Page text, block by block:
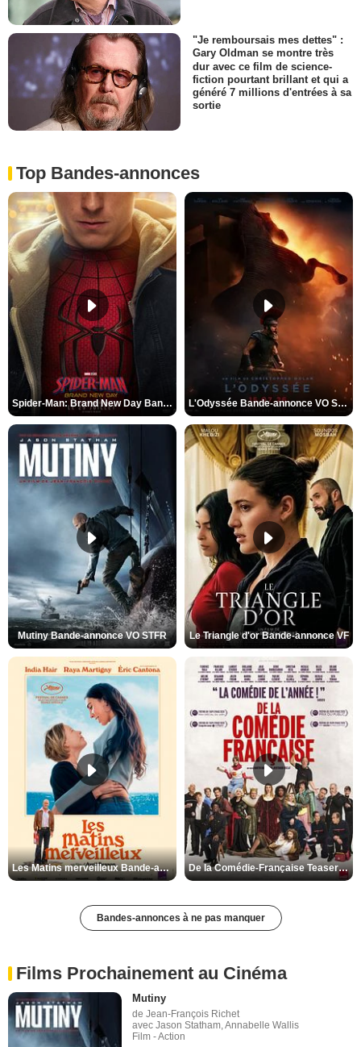
"Je remboursais mes dettes" :
Gary Oldman se montre très
dur avec ce film de science-
fiction pourtant brillant et qui a
généré 7 millions d'entrées à sa
sortie
Top Bandes-annonces
Spider-Man: Brand New Day Bande-annonce VO STFR L'Odyssée Bande-annonce VO STFR
Mutiny Bande-annonce VO STFR Le Triangle d'or Bande-annonce VF
Les Matins merveilleux Bande-annonce VF De la Comédie-Française Teaser VF
Bandes-annonces à ne pas manquer
Films Prochainement au Cinéma
Mutiny
de Jean-François Richet
avec Jason Statham, Annabelle Wallis
Film - Action